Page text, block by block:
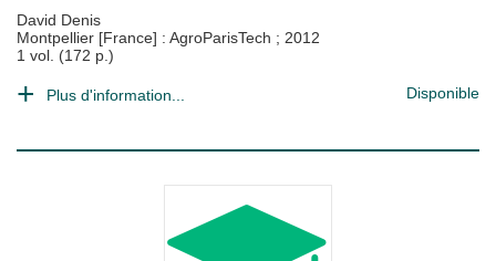
David Denis
Montpellier [France] : AgroParisTech ; 2012
1 vol. (172 p.)
Plus d'information... Disponible